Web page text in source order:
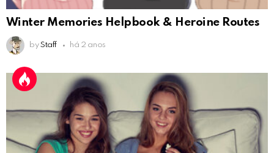
Winter Memories Helpbook & Heroine Routes
by Staff há 2 anos